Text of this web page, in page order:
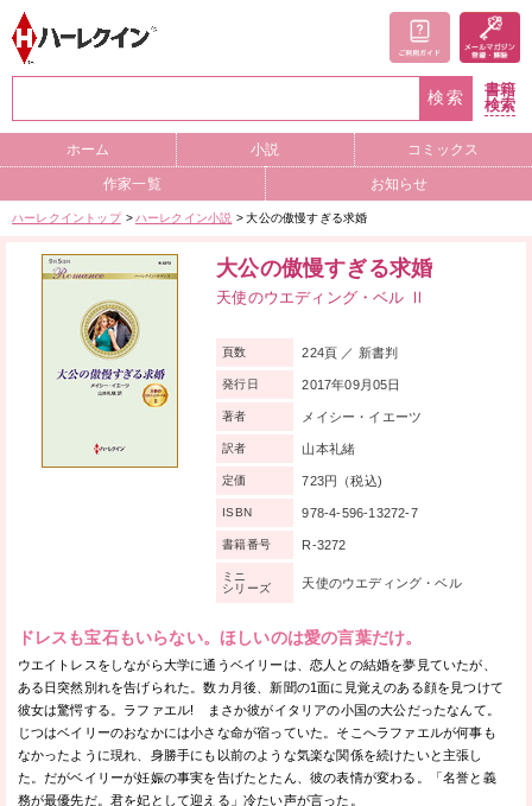
検索
書籍
検索
ホーム 小説 コミックス
作家一覧 お知らせ
ハーレクイントップ ハーレクイン小説 大公の傲慢すぎる求婚
大公の傲慢すぎる求婚
天使のウエディング・ベル Ⅱ
ドレスも宝石もいらない。ほしいのは愛の言葉だけ。
ウエイトレスをしながら大学に通うベイリーは、恋人との結婚を夢見ていたが、
ある日突然別れを告げられた。数カ月後、新聞の1面に見覚えのある顔を見つけて
彼女は驚愕する。ラファエル! まさか彼がイタリアの小国の大公だったなんて。
じつはベイリーのおなかには小さな命が宿っていた。そこへラファエルが何事も
なかったように現れ、身勝手にも以前のような気楽な関係を続けたいと主張し
た。だがベイリーが妊娠の事実を告げたとたん、彼の表情が変わる。「名誉と義
務が最優先だ。君を妃として迎える」冷たい声が言った。
頁数 224頁 ／ 新書判
発行日 2017年09月05日
著者 メイシー・イエーツ
訳者 山本礼緒
定価 723円（税込)
ISBN 978-4-596-13272-7
書籍番号 R-3272
ミニ
シリーズ
天使のウエディング・ベル